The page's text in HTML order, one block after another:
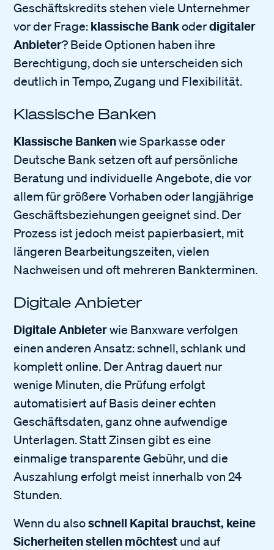
Geschäftskredits stehen viele Unternehmer
vor der Frage: klassische Bankoderdigitaler
Anbieter? Beide Optionen haben ihre
Berechtigung, doch sie unterscheiden sich
deutlich in Tempo, Zugang und Flexibilität.
Klassische Banken
Klassische Bankenwie Sparkasse oder
Deutsche Bank setzen oft auf persönliche
Beratung und individuelle Angebote, die vor
allem für größere Vorhaben oder langjährige
Geschäftsbeziehungen geeignet sind. Der
Prozess ist jedoch meist papierbasiert, mit
längeren Bearbeitungszeiten, vielen
Nachweisen und oft mehreren Bankterminen.
Digitale Anbieter
Digitale Anbieterwie Banxware verfolgen
einen anderen Ansatz: schnell, schlank und
komplett online. Der Antrag dauert nur
wenige Minuten, die Prüfung erfolgt
automatisiert auf Basis deiner echten
Geschäftsdaten, ganz ohne aufwendige
Unterlagen. Statt Zinsen gibt es eine
einmalige transparente Gebühr, und die
Auszahlung erfolgt meist innerhalb von 24
Stunden.
Wenn du alsoschnell Kapital brauchst, keine
Sicherheiten stellen möchtest und auf